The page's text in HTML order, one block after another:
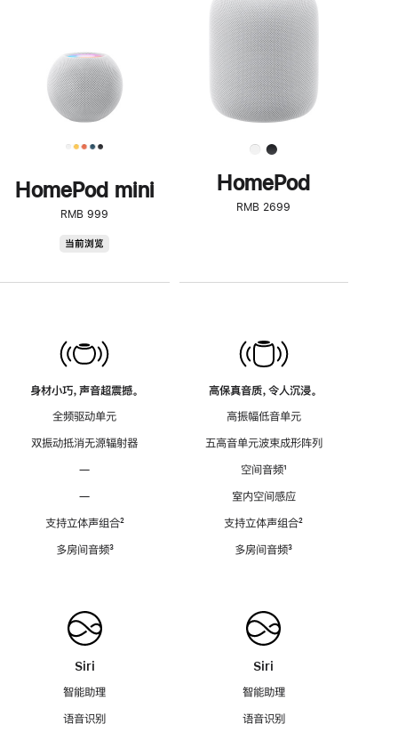
HomePod mini
RMB 999
当前浏览
身材小巧，声音超震撼。
全频驱动单元
双振动抵消无源辐射器
—
—
支持立体声组合脚
²
多房间音频脚
³
Siri
智能助理
语音识别
了
解
HomePod<
HomePod
RMB 2699
高保真音质，令人沉浸。
高振幅低音单元
五高音单元波束成形阵列
空间音频脚
¹
室内空间感应
支持立体声组合脚
²
多房间音频脚
³
Siri
智能助理
语音识别